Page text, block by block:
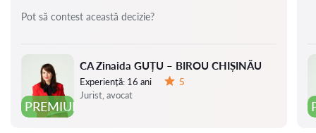
PREMIUM
CA Zinaida GUȚU – BIROU CHIȘINĂU
Experiență: 16 ani
5
Jurist, avocat
Pot să contest această decizie?